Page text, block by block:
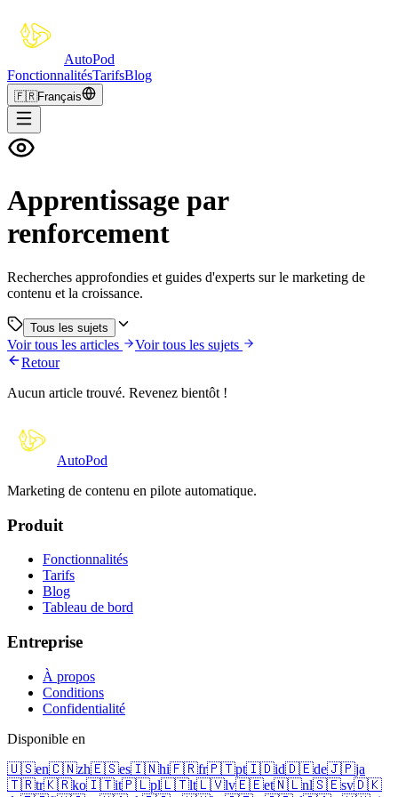
AutoPod
FonctionnalitésTarifsBlog
🇫🇷Français
Apprentissage par
renforcement
Recherches approfondies et guides d'experts sur le marketing de
contenu et la croissance.
Tous les sujets
Voir tous les articles
Voir tous les sujets
Retour
Aucun article trouvé. Revenez bientôt !
AutoPod
Marketing de contenu en pilote automatique.
Produit
Fonctionnalités
Tarifs
Blog
Tableau de bord
Entreprise
À propos
Conditions
Confidentialité
Disponible en
🇺🇸en🇨🇳zh🇪🇸es🇮🇳hi🇫🇷fr🇵🇹pt🇮🇩id🇩🇪de🇯🇵ja
🇹🇷tr🇰🇷ko🇮🇹it🇵🇱pl🇱🇹lt🇱🇻lv🇪🇪et🇳🇱nl🇸🇪sv🇩🇰